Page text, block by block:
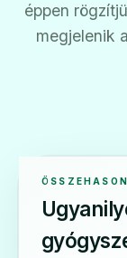
éppen
megjelenik